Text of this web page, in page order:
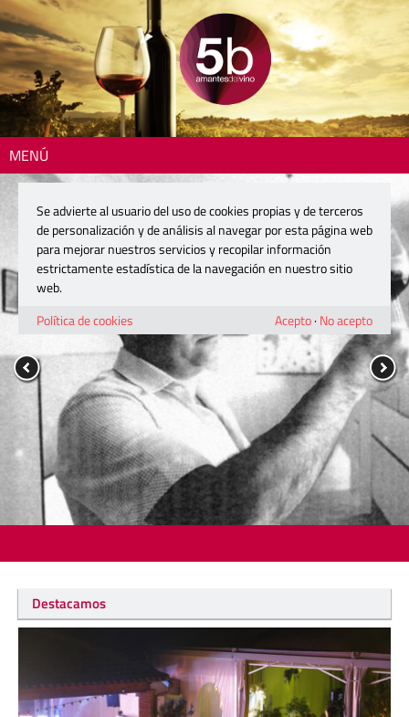
MENÚ
Destacamos
Se advierte al usuario del uso de cookies propias y de terceros
de personalización y de análisis al navegar por esta página web
para mejorar nuestros servicios y recopilar información
estrictamente estadística de la navegación en nuestro sitio
web.
Política de cookies
Acepto· No acepto